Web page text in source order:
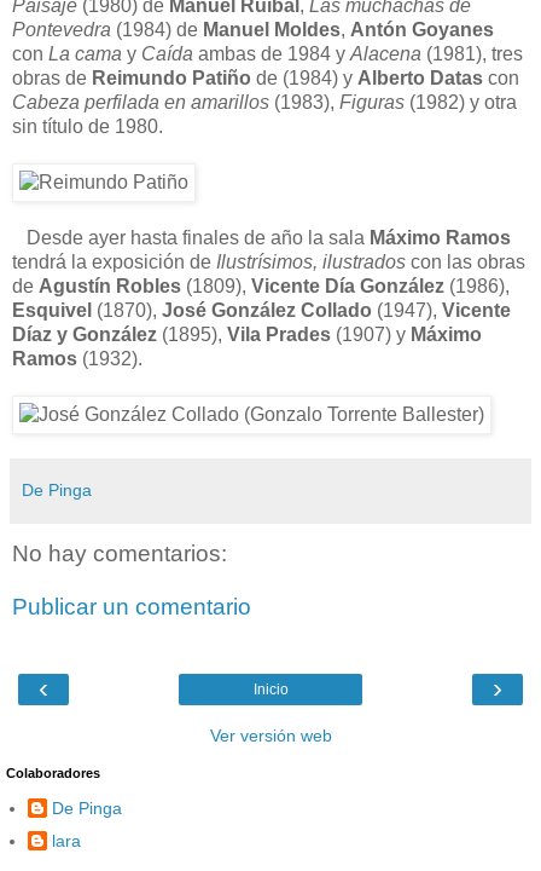
Paisaje (1980) de Manuel Ruibal , Las muchachas de
Pontevedra (1984) de Manuel Moldes, Antón Goyanes
con La cama y Caída ambas de 1984 y Alacena (1981), tres
obras de Reimundo Patiño de (1984) y Alberto Datas con
Cabeza perfilada en amarillos (1983), Figuras (1982) y otra
sin título de 1980.
Desde ayer hasta finales de año la sala Máximo Ramos
tendrá la exposición de Ilustrísimos, ilustrados con las obras
de Agustín Robles (1809), Vicente Día González (1986),
Esquivel (1870), José González Collado (1947), Vicente
Díaz y González (1895), Vila Prades (1907) y Máximo
Ramos (1932).
De Pinga
No hay comentarios:
Publicar un comentario
‹ ›
Inicio
Ver versión web
Colaboradores
De Pinga
lara